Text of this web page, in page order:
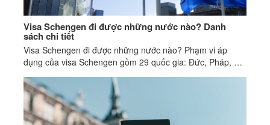
Visa Schengen đi được những nước nào? Danh
sách chi tiết
Visa Schengen đi được những nước nào? Phạm vi áp
dụng của visa Schengen gồm 29 quốc gia: Đức, Pháp, Ý,